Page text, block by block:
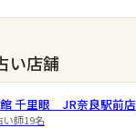
い店舗
千里眼 JR奈良駅前店
い師19名